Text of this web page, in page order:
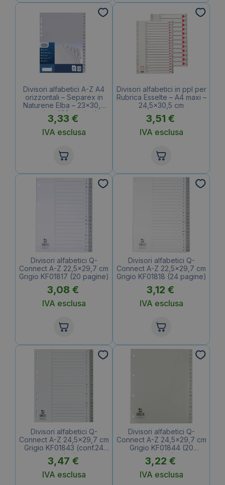
Divisori alfabetici A-Z A4
orizzontali – Separex in
Naturene Elba – 23×30,5
cm (conf.20 pagine)
3,33 €
IVA esclusa
Divisori alfabetici in ppl per
Rubrica Esselte – A4 maxi –
24,5×30,5 cm
3,51 €
IVA esclusa
Divisori alfabetici Q-
Connect A-Z 22,5×29,7 cm
Grigio KF01817 (20 pagine)
3,08 €
IVA esclusa
Divisori alfabetici Q-
Connect A-Z 22,5×29,7 cm
Grigio KF01818 (24 pagine)
3,12 €
IVA esclusa
Divisori alfabetici Q-
Connect A-Z 24,5×29,7 cm
Grigio KF01843 (conf.24
pagine)
3,47 €
IVA esclusa
Divisori alfabetici Q-
Connect A-Z 24,5×29,7 cm
Grigio KF01844 (20
pagine)
3,22 €
IVA esclusa